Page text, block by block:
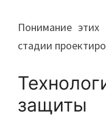
Понимание этих
стадии
защиты